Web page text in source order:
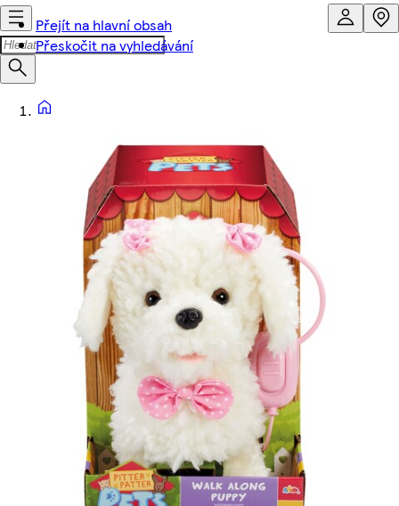
Přejít na hlavní obsah
Přeskočit na vyhledávání